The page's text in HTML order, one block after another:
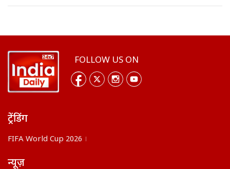
FOLLOW US ON
ट्रेंडिंग
FIFA World Cup 2026
न्यूज़